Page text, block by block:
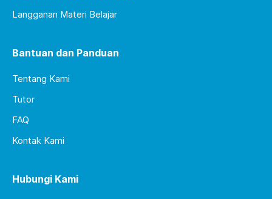
Langganan Materi Belajar
Bantuan dan Panduan
Tentang Kami
Tutor
FAQ
Kontak Kami
Hubungi Kami